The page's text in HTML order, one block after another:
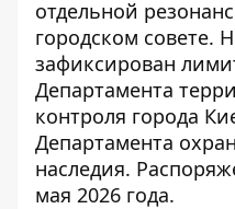
отдельной
городском совете.
зафиксирован
Департамента
контроля города
Департамента
наследия.
мая 2026 года.